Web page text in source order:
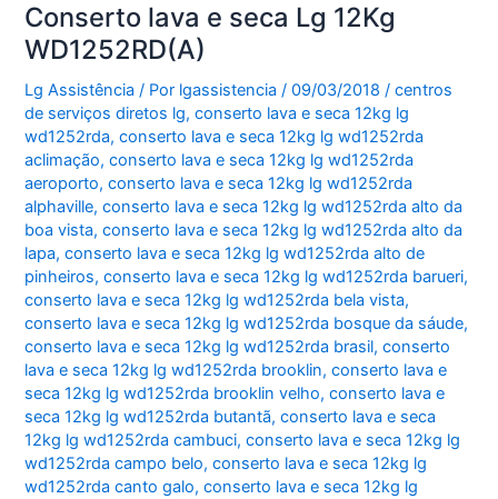
Conserto lava e seca Lg 12Kg
WD1252RD(A)
Lg Assistência / Por lgassistencia/09/03/2018 /centros
de serviços diretos lg,conserto lava e seca 12kg lg
wd1252rda,conserto lava e seca 12kg lg wd1252rda
aclimação,conserto lava e seca 12kg lg wd1252rda
aeroporto,conserto lava e seca 12kg lg wd1252rda
alphaville,conserto lava e seca 12kg lg wd1252rda alto da
boa vista,conserto lava e seca 12kg lg wd1252rda alto da
lapa,conserto lava e seca 12kg lg wd1252rda alto de
pinheiros,conserto lava e seca 12kg lg wd1252rda barueri,
conserto lava e seca 12kg lg wd1252rda bela vista,
conserto lava e seca 12kg lg wd1252rda bosque da sáude,
conserto lava e seca 12kg lg wd1252rda brasil,conserto
lava e seca 12kg lg wd1252rda brooklin,conserto lava e
seca 12kg lg wd1252rda brooklin velho,conserto lava e
seca 12kg lg wd1252rda butantã,conserto lava e seca
12kg lg wd1252rda cambuci,conserto lava e seca 12kg lg
wd1252rda campo belo,conserto lava e seca 12kg lg
wd1252rda canto galo,conserto lava e seca 12kg lg